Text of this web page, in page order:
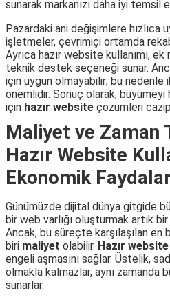
sunarak markanızı daha iyi temsil
Pazardaki ani değişimlere hızlıca
işletmeler, çevrimiçi ortamda
Ayrıca hazır website kullanımı,
teknik destek seçeneği sunar.
için uygun olmayabilir; bu nedenle
önemlidir. Sonuç olarak,
için hazır website çözümleri
Maliyet ve Zaman
Hazır Website
Ekonomik
Günümüzde dijital dünya gitgide
bir web varlığı oluşturmak artık
Ancak, bu süreçte karşılaşılan en
biri maliyet olabilir. Hazır website
engeli aşmasını sağlar. Üstelik,
olmakla kalmazlar, aynı zamanda
sunarlar.